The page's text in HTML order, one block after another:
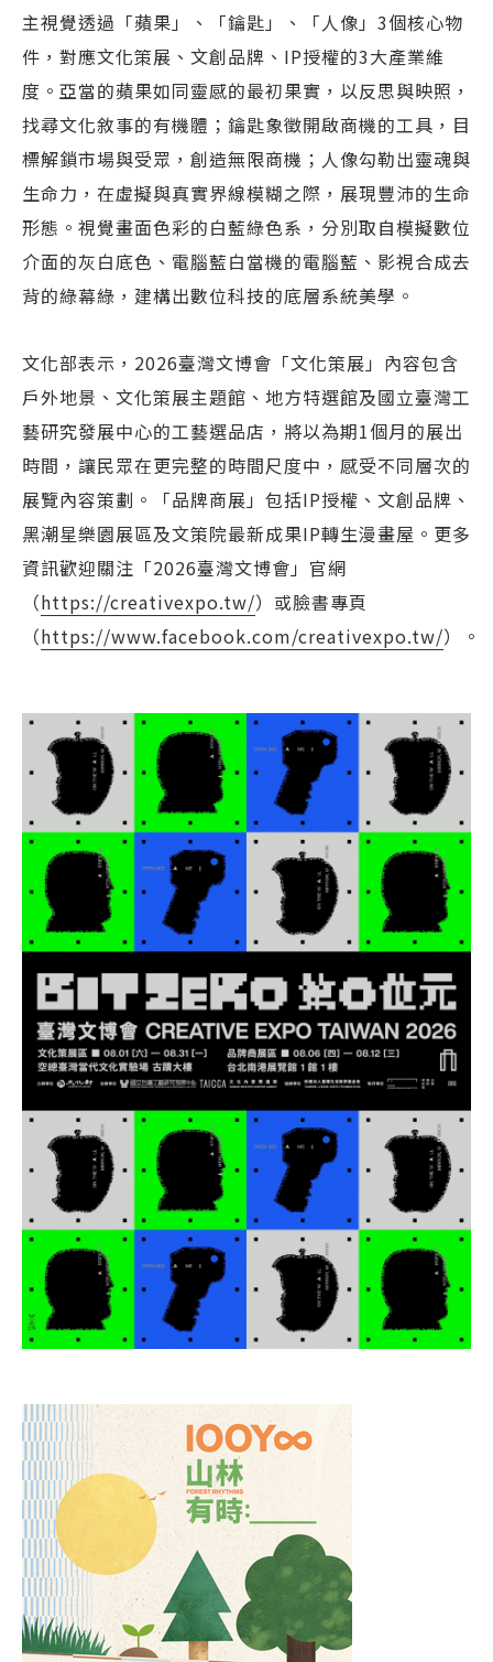
主視覺透過「蘋果」、「鑰匙」、「人像」3個核心物
件，對應文化策展、文創品牌、IP授權的3大產業維
度。亞當的蘋果如同靈感的最初果實，以反思與映照，
找尋文化敘事的有機體；鑰匙象徵開啟商機的工具，目
標解鎖市場與受眾，創造無限商機；人像勾勒出靈魂與
生命力，在虛擬與真實界線模糊之際，展現豐沛的生命
形態。視覺畫面色彩的白藍綠色系，分別取自模擬數位
介面的灰白底色、電腦藍白當機的電腦藍、影視合成去
背的綠幕綠，建構出數位科技的底層系統美學。
文化部表示，2026臺灣文博會「文化策展」內容包含
戶外地景、文化策展主題館、地方特選館及國立臺灣工
藝研究發展中心的工藝選品店，將以為期1個月的展出
時間，讓民眾在更完整的時間尺度中，感受不同層次的
展覽內容策劃。「品牌商展」包括IP授權、文創品牌、
黑潮星樂園展區及文策院最新成果IP轉生漫畫屋。更多
資訊歡迎關注「2026臺灣文博會」官網
（https://creativexpo.tw/）或臉書專頁
（https://www.facebook.com/creativexpo.tw/）。